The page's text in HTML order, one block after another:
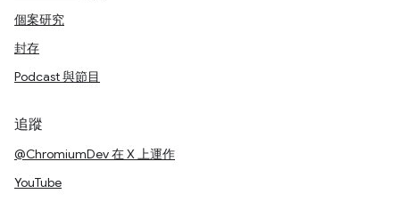
個案研究
封存
Podcast 與節目
追蹤
@ChromiumDev 在 X 上運作
YouTube